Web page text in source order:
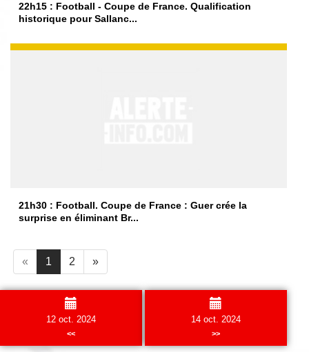
22h15 : Football - Coupe de France. Qualification
historique pour Sallanc...
21h30 : Football. Coupe de France : Guer crée la
surprise en éliminant Br...
« 1 2 »
12 oct. 2024
<<
14 oct. 2024
>>